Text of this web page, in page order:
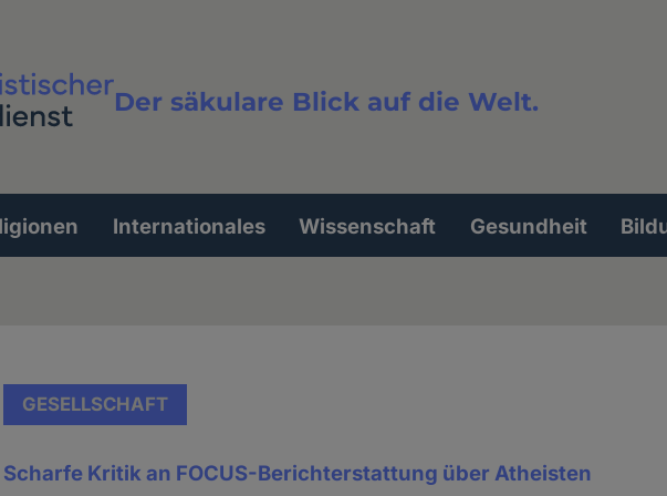
Der säkulare Blick auf die Welt.
Volltextsuche
Internationales Wissenschaft Gesundheit
GESELLSCHAFT
Scharfe Kritik an FOCUS-Berichterstattung über Atheisten